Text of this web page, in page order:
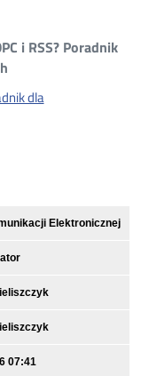
i RSS? Poradnik
dla
Elektronicznej
07:41